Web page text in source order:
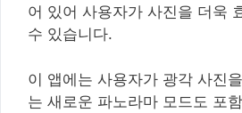
어 있어 사용자가 사진을 더욱
수 있습니다.
이 앱에는 사용자가 광각 사진
는 새로운 파노라마 모드도 포